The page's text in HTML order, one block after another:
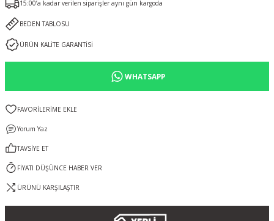
15:00’a kadar verilen siparişler aynı gün kargoda
BEDEN TABLOSU
ÜRÜN KALİTE GARANTİSİ
WHATSAPP
Yorum Yaz
TAVSİYE ET
FİYATI DÜŞÜNCE HABER VER
ÜRÜNÜ KARŞILAŞTIR